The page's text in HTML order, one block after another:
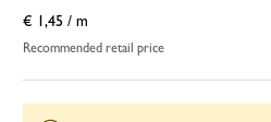
€ 1,45 / m
Recommended retail price